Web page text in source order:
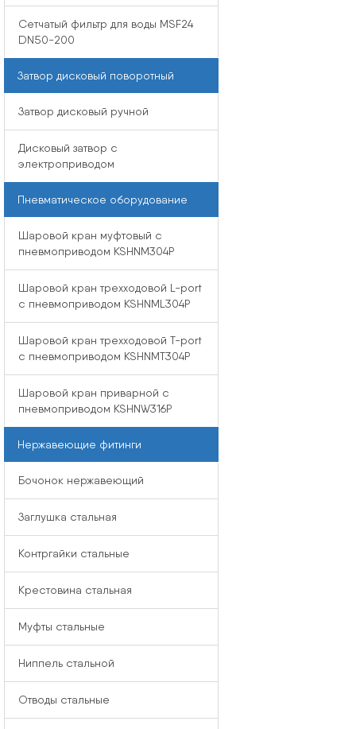
Сетчатый фильтр для воды MSF24
DN50-200
Затвор дисковый поворотный
Затвор дисковый ручной
Дисковый затвор с
электроприводом
Пневматическое оборудование
Шаровой кран муфтовый с
пневмоприводом KSHNM304P
Шаровой кран трехходовой L-port
с пневмоприводом KSHNML304P
Шаровой кран трехходовой T-port
с пневмоприводом KSHNMT304P
Шаровой кран приварной с
пневмоприводом KSHNW316P
Нержавеющие фитинги
Бочонок нержавеющий
Заглушка стальная
Контргайки стальные
Крестовина стальная
Муфты стальные
Ниппель стальной
Отводы стальные